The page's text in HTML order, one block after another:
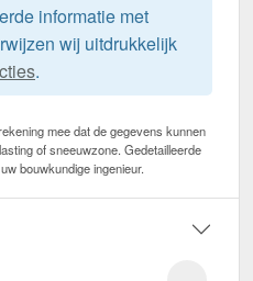
informatie met
wij uitdrukkelijk
.
mee dat de gegevens kunnen
of sneeuwzone. Gedetailleerde
bouwkundige ingenieur.